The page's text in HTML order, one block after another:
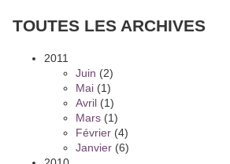
TOUTES LES ARCHIVES
2011
Juin (2)
Mai (1)
Avril (1)
Mars (1)
Février (4)
Janvier (6)